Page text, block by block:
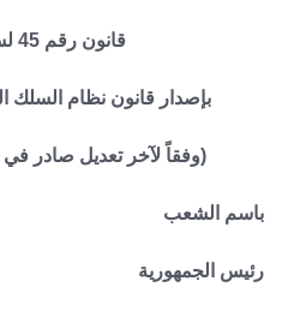
قانون رقم 45 لسنة 1982
بإصدار قانون نظام السلك
(وفقاً لآخر تعديل صادر في 23 أبريل عام 2018)
باسم الشعب
رئيس الجمهورية